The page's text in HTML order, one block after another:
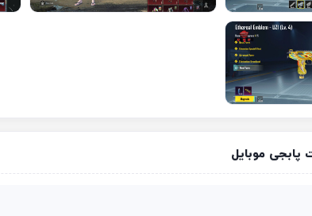
موبایل